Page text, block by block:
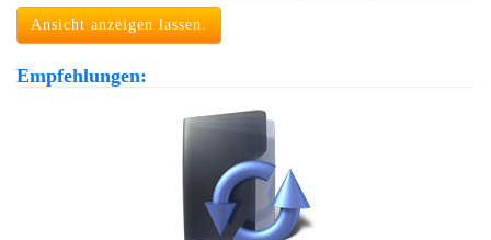
Ansicht anzeigen lassen.
Empfehlungen: